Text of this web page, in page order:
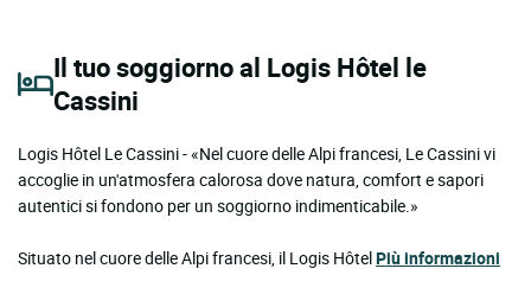
Il tuo soggiorno al Logis Hôtel le
Cassini
Logis Hôtel Le Cassini - «Nel cuore delle Alpi francesi, Le Cassini vi
accoglie in un'atmosfera calorosa dove natura, comfort e sapori
autentici si fondono per un soggiorno indimenticabile.»
Situato nel cuore delle Alpi francesi, il Logis HôtelPiù informazioni